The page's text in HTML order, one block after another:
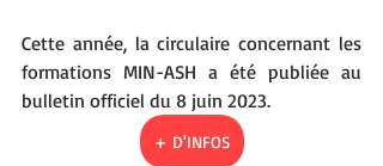
Cette année, la circulaire concernant les
formations MIN-ASH a été publiée au
bulletin officiel du 8 juin 2023.
+ D'INFOS